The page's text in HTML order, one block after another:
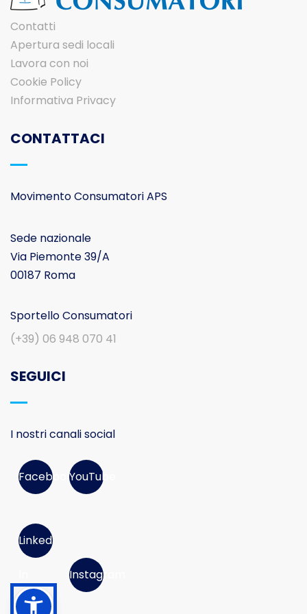
Contatti
Apertura sedi locali
Lavora con noi
Cookie Policy
Informativa Privacy
CONTATTACI
Movimento Consumatori APS
Sede nazionale
Via Piemonte 39/A
00187 Roma
Sportello Consumatori
(+39) 06 948 070 41
SEGUICI
I nostri canali social
FacebookYouTube
Linked
Instagram